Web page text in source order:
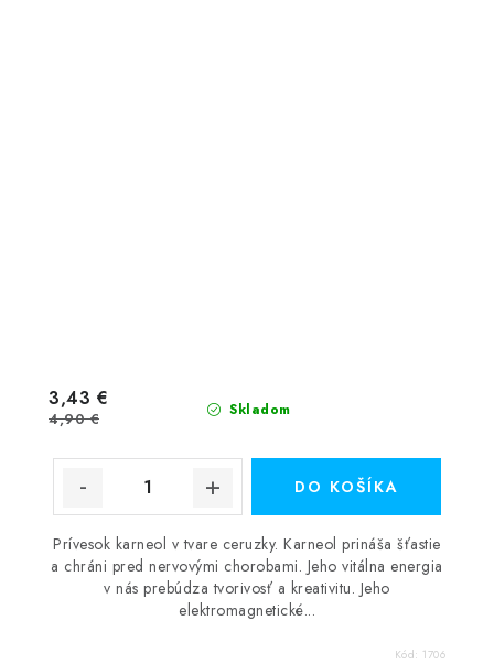
Skladom
3,43 €
4,90 €
DO KOŠÍKA
Prívesok karneol v tvare ceruzky. Karneol prináša šťastie
a chráni pred nervovými chorobami. Jeho vitálna energia
v nás prebúdza tvorivosť a kreativitu. Jeho
elektromagnetické...
Kód: 1706